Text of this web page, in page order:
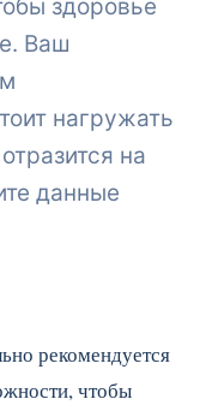
здоровье
Ваш
нагружать
на
данные
рекомендуется
чтобы